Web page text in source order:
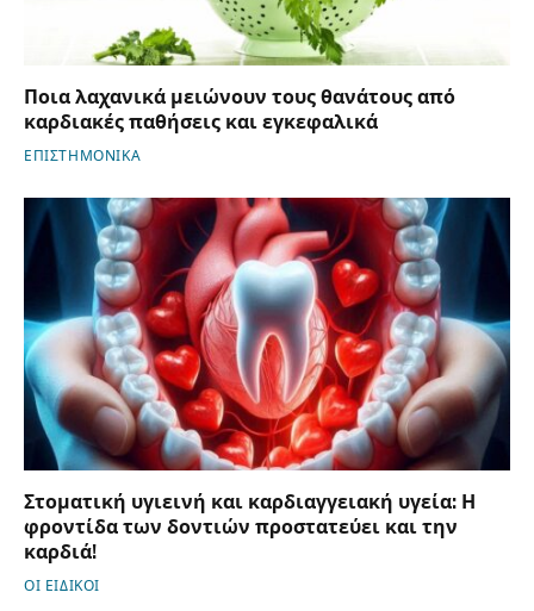
Ποια λαχανικά μειώνουν τους θανάτους από
καρδιακές παθήσεις και εγκεφαλικά
ΕΠΙΣΤΗΜΟΝΙΚΑ
Στοματική υγιεινή και καρδιαγγειακή υγεία: Η
φροντίδα των δοντιών προστατεύει και την
καρδιά!
ΟΙ ΕΙΔΙΚΟΙ